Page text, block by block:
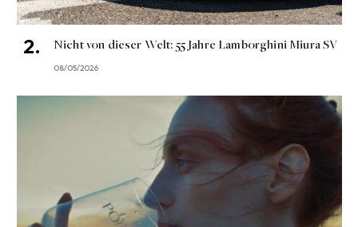
Nicht von dieser Welt: 55 Jahre Lamborghini Miura SV
08/05/2026